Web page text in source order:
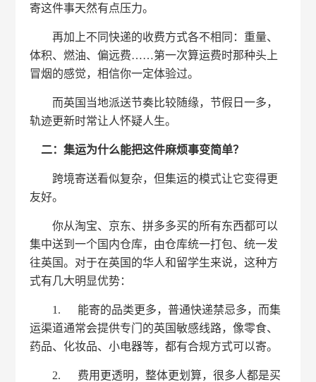
寄这件事天然有点压力。
再加上不同快递的收费方式各不相同：重量、
体积、燃油、偏远费……第一次算运费时那种头上
冒烟的感觉，相信你一定体验过。
而英国当地派送节奏比较随缘，节假日一多，
轨迹更新时常让人怀疑人生。
二：集运为什么能把这件麻烦事变简单？
跨境寄送看似复杂，但集运的模式让它变得更
友好。
你从淘宝、京东、拼多多买的所有东西都可以
集中送到一个国内仓库，由仓库统一打包、统一发
往英国。对于在英国的华人和留学生来说，这种方
式有几大明显优势：
1. 能寄的品类更多，普通快递禁忌多，而集
运渠道通常会提供专门的英国敏感线路，像零食、
药品、化妆品、小电器等，都有合规方式可以寄。
2. 费用更透明，整体更划算，很多人都是买